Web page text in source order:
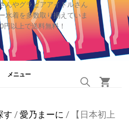
んやグラビアアイドルさん
水着を多数取り揃えていま
円以上で送料無料！
メニュー
す /愛乃まーに / 【日本初上